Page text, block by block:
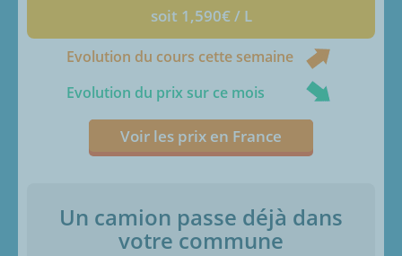
soit 1,590€ / L
Evolution du cours cette semaine
Evolution du prix sur ce mois
Voir les prix en France
Un camion passe déjà dans
votre commune